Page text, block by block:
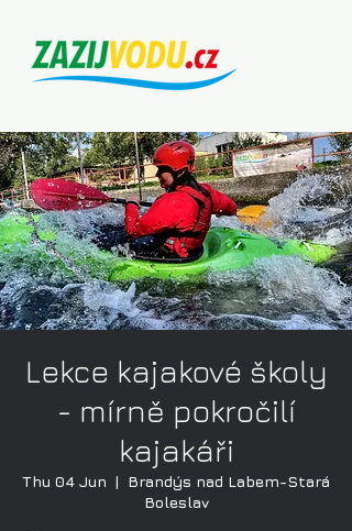
Lekce kajakové školy
- mírně pokročilí
kajakáři
Thu 04 Jun
  |
Brandýs nad Labem-Stará
Boleslav